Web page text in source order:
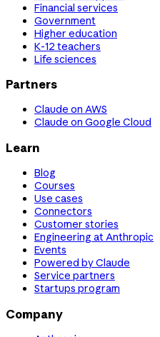
Financial services
Government
Higher education
K-12 teachers
Life sciences
Partners
Claude on AWS
Claude on Google Cloud
Learn
Blog
Courses
Use cases
Connectors
Customer stories
Engineering at Anthropic
Events
Powered by Claude
Service partners
Startups program
Company